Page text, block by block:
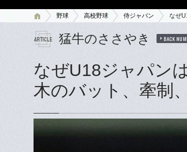
野球 高校野球 侍ジャパン なぜ
猛牛のささやき BACK
なぜU18ジャパン
木のバット、牽制